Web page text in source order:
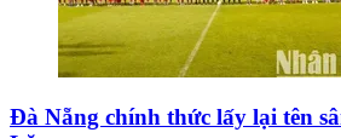
Đà Nẵng chính thức lấy lại tên